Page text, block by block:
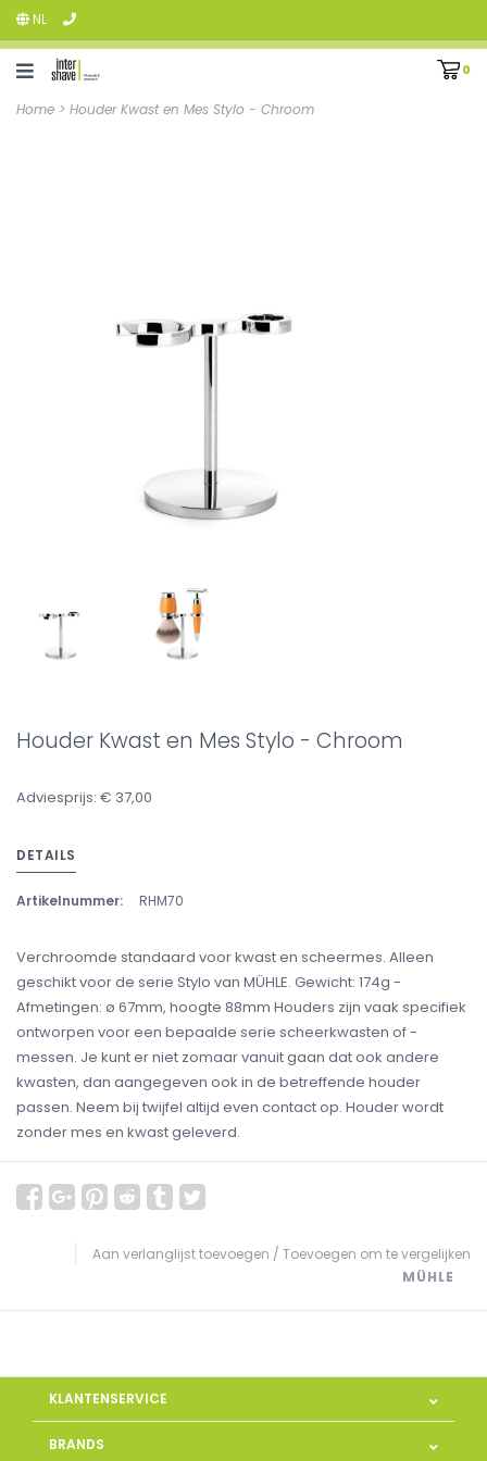
NL
0
Home > Houder Kwast en Mes Stylo - Chroom
Houder Kwast en Mes Stylo - Chroom
Adviesprijs: € 37,00
DETAILS
Artikelnummer: RHM70
Verchroomde standaard voor kwast en scheermes. Alleen
geschikt voor de serie Stylo van MÜHLE. Gewicht: 174g -
Afmetingen: ø 67mm, hoogte 88mm Houders zijn vaak specifiek
ontworpen voor een bepaalde serie scheerkwasten of -
messen. Je kunt er niet zomaar vanuit gaan dat ook andere
kwasten, dan aangegeven ook in de betreffende houder
passen. Neem bij twijfel altijd even contact op. Houder wordt
zonder mes en kwast geleverd.
Aan verlanglijst toevoegen / Toevoegen om te vergelijken
MÜHLE
KLANTENSERVICE
BRANDS